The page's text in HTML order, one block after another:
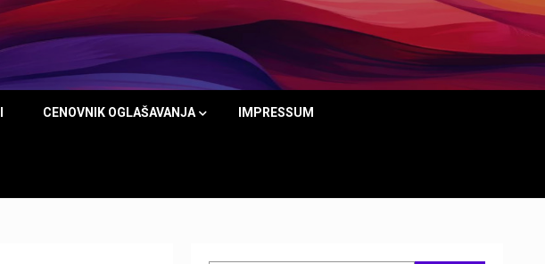
CENOVNIK OGLAŠAVANJA IMPRESSUM